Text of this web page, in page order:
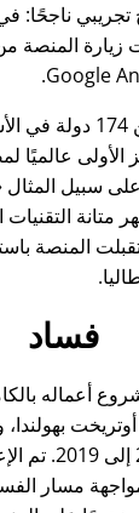
ناجحًا:
زيارة المنصة
تمت زيارة المنصة
عالميًا
سبيل المثال
متانة
المنصة
فساد
على أعماله
مسار